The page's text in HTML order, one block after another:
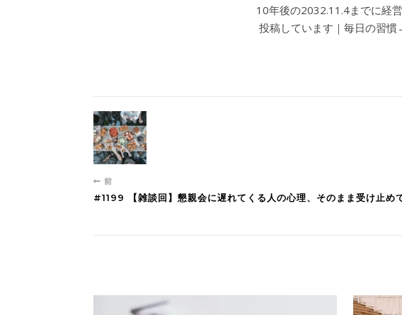
10年後の2032.11.4までに経
投稿しています｜毎日の習
前
#1199 【雑談回】懇親会に遅れてくる人の心理、そのまま受け止め